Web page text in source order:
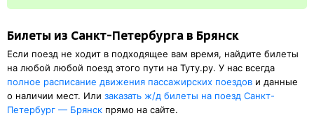
Билеты из Санкт-Петербурга в Брянск
Если поезд не ходит в подходящее вам время, найдите билеты
на любой любой поезд этого пути на Туту.ру. У нас всегда
полное расписание движения пассажирских поездов и данные
о наличии мест. Или заказать ж/д билеты на поезд Санкт-
Петербург — Брянск прямо на сайте.